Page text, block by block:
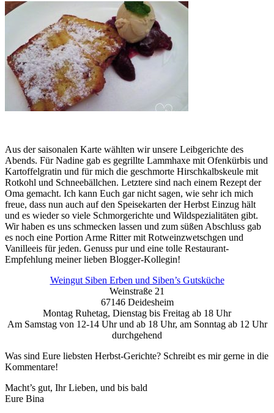
Aus der saisonalen Karte wählten wir unsere Leibgerichte des
Abends. Für Nadine gab es gegrillte Lammhaxe mit Ofenkürbis und
Kartoffelgratin und für mich die geschmorte Hirschkalbskeule mit
Rotkohl und Schneebällchen. Letztere sind nach einem Rezept der
Oma gemacht. Ich kann Euch gar nicht sagen, wie sehr ich mich
freue, dass nun auch auf den Speisekarten der Herbst Einzug hält
und es wieder so viele Schmorgerichte und Wildspezialitäten gibt.
Wir haben es uns schmecken lassen und zum süßen Abschluss gab
es noch eine Portion Arme Ritter mit Rotweinzwetschgen und
Vanilleeis für jeden. Genuss pur und eine tolle Restaurant-
Empfehlung meiner lieben Blogger-Kollegin!
Weingut Siben Erben und Siben’s Gutsküche
Weinstraße 21
67146 Deidesheim
Montag Ruhetag, Dienstag bis Freitag ab 18 Uhr
Am Samstag von 12-14 Uhr und ab 18 Uhr, am Sonntag ab 12 Uhr
durchgehend
Was sind Eure liebsten Herbst-Gerichte? Schreibt es mir gerne in die
Kommentare!
Macht’s gut, Ihr Lieben, und bis bald
Eure Bina